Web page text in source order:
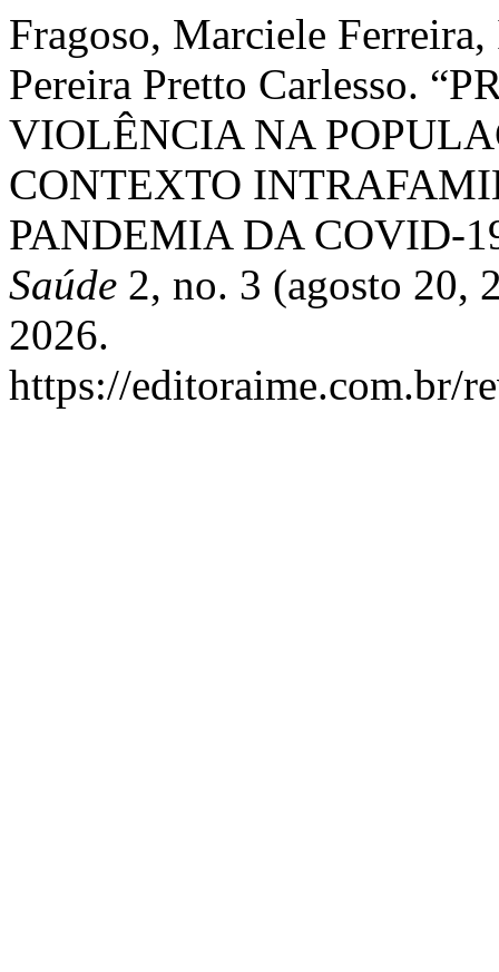
Fragoso, Marciele
Pereira Pretto Carlesso.
VIOLÊNCIA NA
CONTEXTO
PANDEMIA DA COVID-
Saúde 2, no. 3 (agosto 20,
2026.
https://editoraime.com.br/